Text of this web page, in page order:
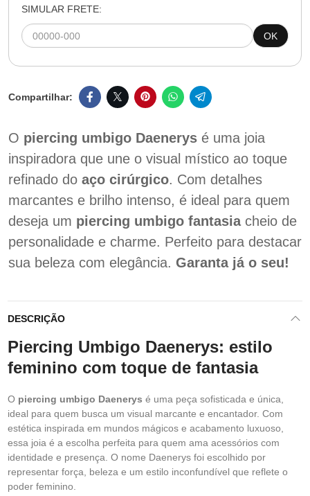
SIMULAR FRETE:
OK
O piercing umbigo Daenerys é uma joia
inspiradora que une o visual místico ao toque
refinado do aço cirúrgico. Com detalhes
marcantes e brilho intenso, é ideal para quem
deseja um piercing umbigo fantasiacheio de
personalidade e charme. Perfeito para destacar
sua beleza com elegância. Garanta já o seu!
DESCRIÇÃO
Piercing Umbigo Daenerys: estilo
feminino com toque de fantasia
O piercing umbigo Daenerys é uma peça sofisticada e única,
ideal para quem busca um visual marcante e encantador. Com
estética inspirada em mundos mágicos e acabamento luxuoso,
essa joia é a escolha perfeita para quem ama acessórios com
identidade e presença. O nome Daenerys foi escolhido por
representar força, beleza e um estilo inconfundível que reflete o
poder feminino.